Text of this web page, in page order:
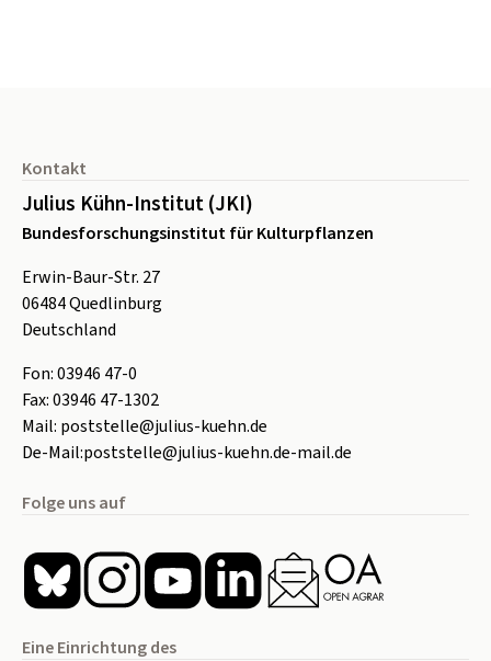
Kontakt
Julius Kühn-Institut (JKI)
Bundesforschungsinstitut für Kulturpflanzen
Erwin-Baur-Str. 27
06484Quedlinburg
Deutschland
Fon:03946 47-0
Fax:03946 47-1302
Mail: poststelle@julius-kuehn.de
De-Mail:poststelle@julius-kuehn.de-mail.de
Folge uns auf
Eine Einrichtung des